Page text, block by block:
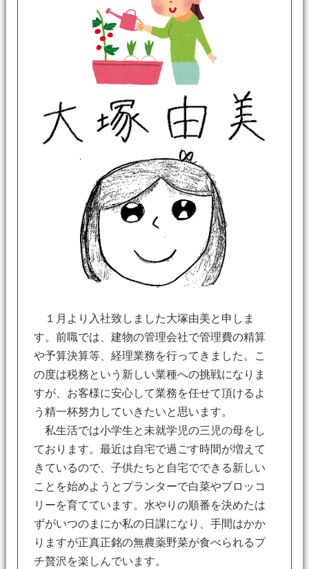
１月より入社致しました大塚由美と申しま
す。前職では、建物の管理会社で管理費の精算
や予算決算等、経理業務を行ってきました。こ
の度は税務という新しい業種への挑戦になりま
すが、お客様に安心して業務を任せて頂けるよ
う精一杯努力していきたいと思います。
私生活では小学生と未就学児の三児の母をし
ております。最近は自宅で過ごす時間が増えて
きているので、子供たちと自宅でできる新しい
ことを始めようとプランターで白菜やブロッコ
リーを育てています。水やりの順番を決めたは
ずがいつのまにか私の日課になり、手間はかか
りますが正真正銘の無農薬野菜が食べられるプ
チ贅沢を楽しんでいます。